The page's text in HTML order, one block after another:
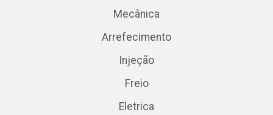
Mecânica
Arrefecimento
Injeção
Freio
Eletrica